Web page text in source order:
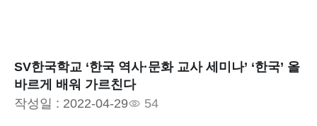
SV한국학교 ‘한국 역사·문화 교사 세미나’ ‘한국’ 올
바르게 배워 가르친다
작성일 : 2022-04-29 54